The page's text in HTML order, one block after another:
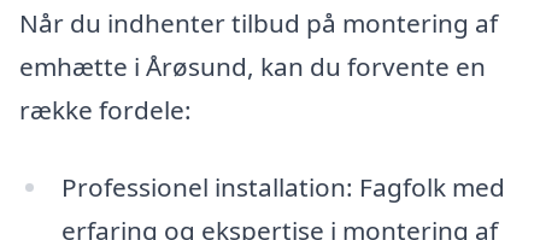
Når du indhenter tilbud på montering af
emhætte i Årøsund, kan du forvente en
række fordele:
Professionel installation: Fagfolk med
erfaring og ekspertise i montering af